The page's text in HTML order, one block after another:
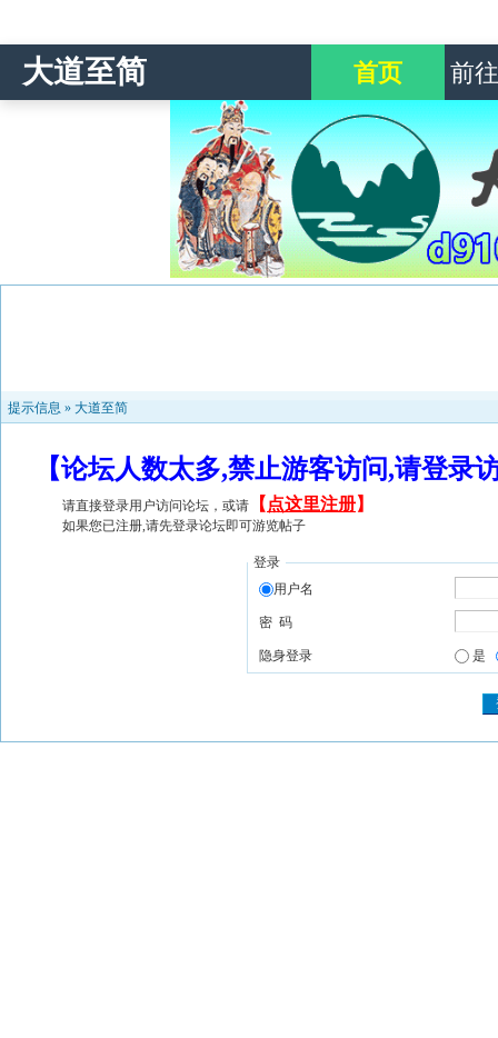
大道至简 首页 前
提示信息 » 大道至简
【论坛人数太多,禁止游客访问,请登
请直接登录用户访问论坛，或请 【 点这里注册】
如果您已注册,请先登录论坛即可游览帖子
登录
用户名
密 码
隐身登录 是